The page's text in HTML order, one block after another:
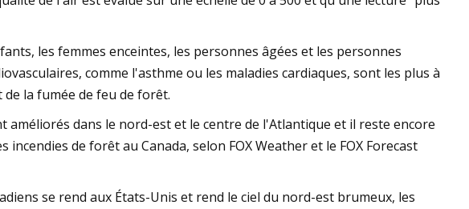
les femmes enceintes, les personnes âgées et les personnes
comme l'asthme ou les maladies cardiaques, sont les plus à
la fumée de feu de forêt.
améliorés dans le nord-est et le centre de l'Atlantique et il reste encore
de forêt au Canada, selon FOX Weather et le FOX Forecast
se rend aux États-Unis et rend le ciel du nord-est brumeux, les